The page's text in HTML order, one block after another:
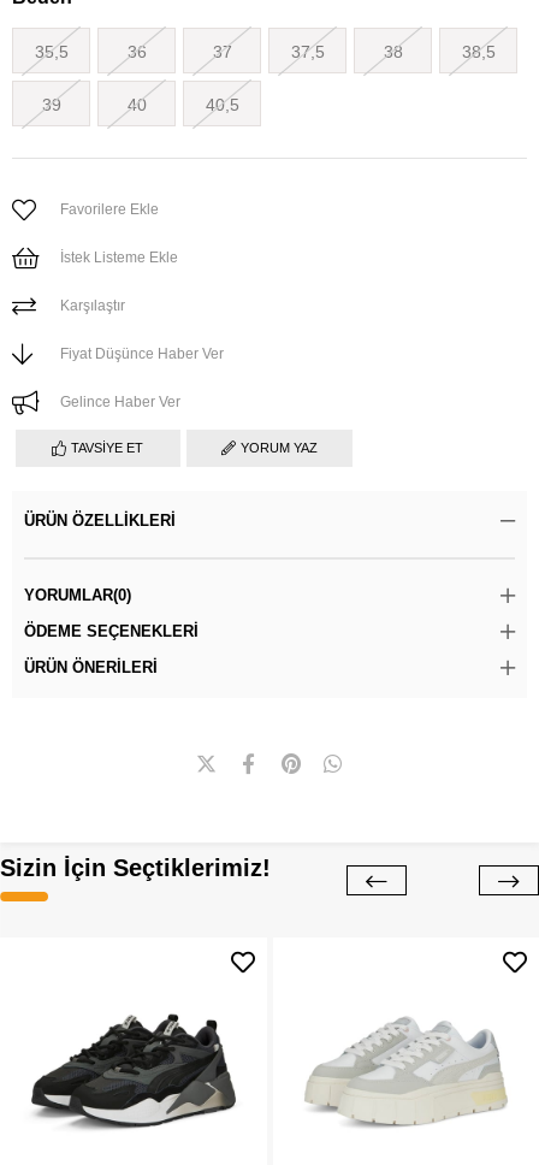
35,5 36 37 37,5 38 38,5
39 40 40,5
Favorilere Ekle
İstek Listeme Ekle
Karşılaştır
Fiyat Düşünce Haber Ver
Gelince Haber Ver
TAVSIYE ET YORUM YAZ
ÜRÜN ÖZELLIKLERI
YORUMLAR(0)
ÖDEME SEÇENEKLERI
ÜRÜN ÖNERILERI
Sizin İçin Seçtiklerimiz!